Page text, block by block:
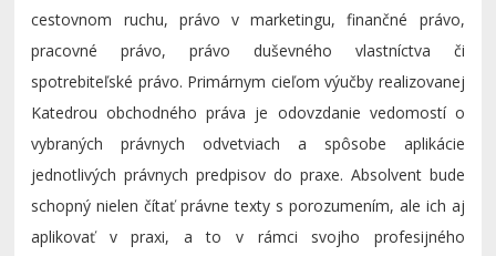
cestovnom ruchu, právo v marketingu, finančné právo,
pracovné právo, právo duševného vlastníctva či
spotrebiteľské právo. Primárnym cieľom výučby realizovanej
Katedrou obchodného práva je odovzdanie vedomostí o
vybraných právnych odvetviach a spôsobe aplikácie
jednotlivých právnych predpisov do praxe. Absolvent bude
schopný nielen čítať právne texty s porozumením, ale ich aj
aplikovať v praxi, a to v rámci svojho profesijného